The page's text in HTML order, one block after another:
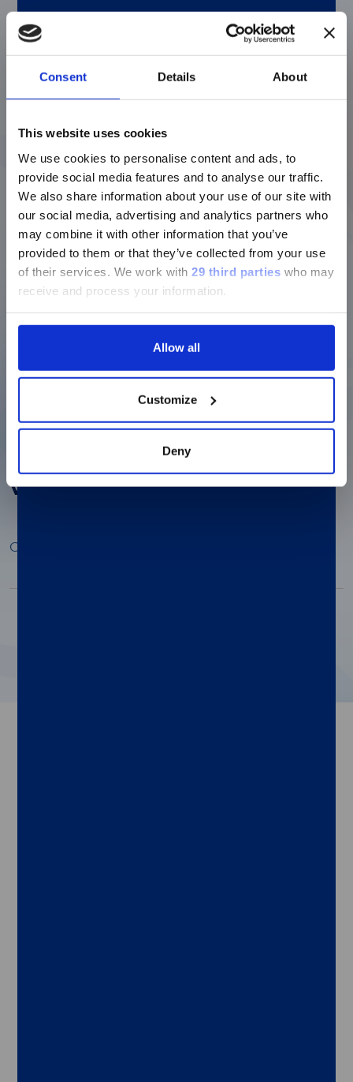
Consent Details About
This website uses cookies
We use cookies to personalise content and ads, to
provide social media features and to analyse our traffic.
We also share information about your use of our site with
our social media, advertising and analytics partners who
may combine it with other information that you’ve
provided to them or that they’ve collected from your use
of their services. We work with 29 third parties who may
receive and process your information.
Allow all
Customize
Deny
Open Preview
Powerful Tools for Biomarker
Discovery and Validation
Open Preview
The Development of HPV
Vaccines and the Contributions
of Luminex xMAP
®
Vaccine Development
Open Preview